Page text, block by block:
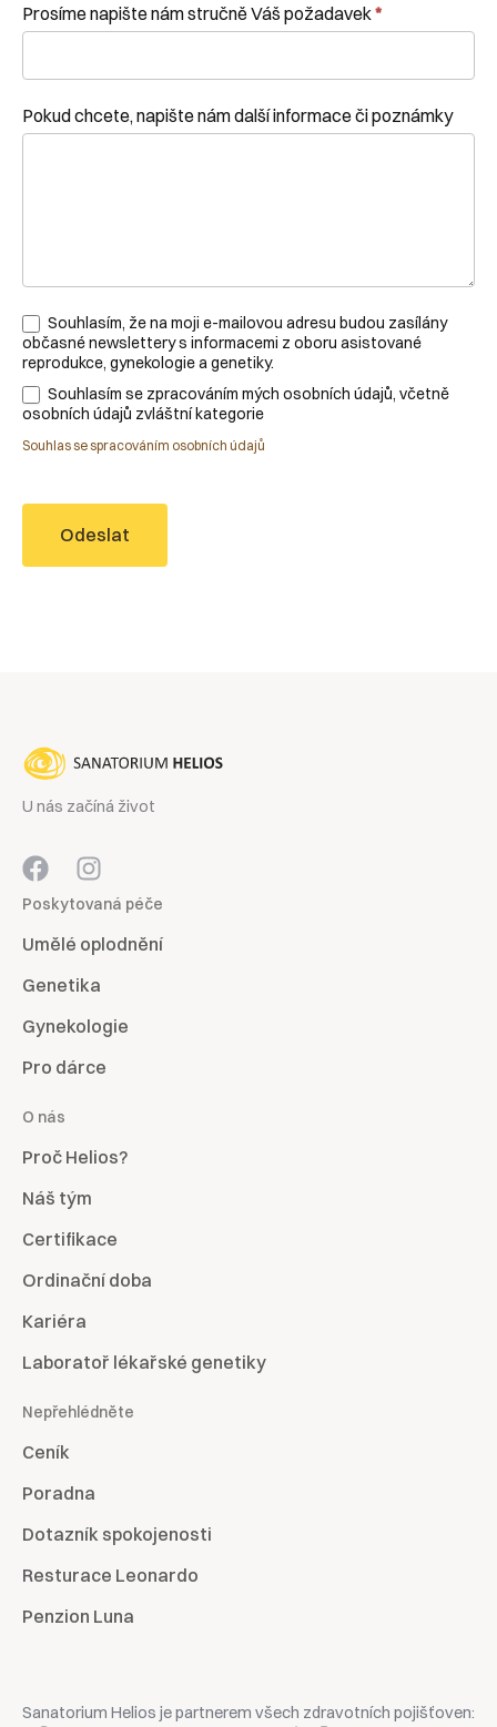
Prosíme napište nám stručně Váš požadavek*
Pokud chcete, napište nám další informace či poznámky
Souhlasím, že na moji e-mailovou adresu budou zasílány
občasné newslettery s informacemi z oboru asistované
reprodukce, gynekologie a genetiky.
Souhlasím se zpracováním mých osobních údajů, včetně
osobních údajů zvláštní kategorie
Souhlas se spracováním osobních údajů
Odeslat
U nás začíná život
Poskytovaná péče
Umělé oplodnění
Genetika
Gynekologie
Pro dárce
O nás
Proč Helios?
Náš tým
Certifikace
Ordinační doba
Kariéra
Laboratoř lékařské genetiky
Nepřehlédněte
Ceník
Poradna
Dotazník spokojenosti
Resturace Leonardo
Penzion Luna
Sanatorium Helios je partnerem všech zdravotních pojišťoven: